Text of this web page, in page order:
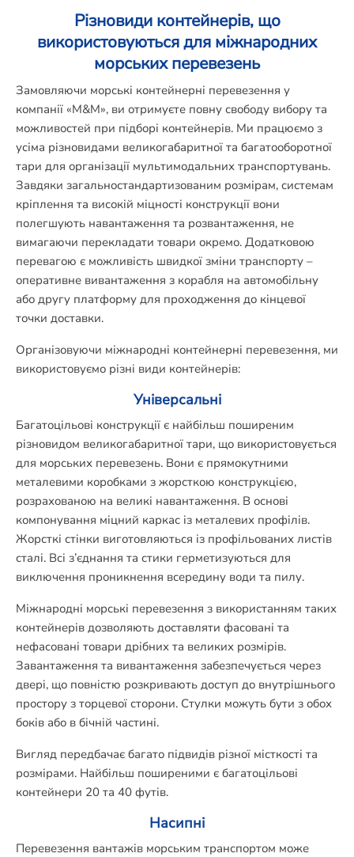
Різновиди контейнерів, що
використовуються для міжнародних
морських перевезень
Замовляючи морські контейнерні перевезення у
компанії «М&М», ви отримуєте повну свободу вибору та
можливостей при підборі контейнерів. Ми працюємо з
усіма різновидами великогабаритної та багатооборотної
тари для організації мультимодальних транспортувань.
Завдяки загальностандартизованим розмірам, системам
кріплення та високій міцності конструкції вони
полегшують навантаження та розвантаження, не
вимагаючи перекладати товари окремо. Додатковою
перевагою є можливість швидкої зміни транспорту –
оперативне вивантаження з корабля на автомобільну
або другу платформу для проходження до кінцевої
точки доставки.
Організовуючи міжнародні контейнерні перевезення, ми
використовуємо різні види контейнерів:
Універсальні
Багатоцільові конструкції є найбільш поширеним
різновидом великогабаритної тари, що використовується
для морських перевезень. Вони є прямокутними
металевими коробками з жорсткою конструкцією,
розрахованою на великі навантаження. В основі
компонування міцний каркас із металевих профілів.
Жорсткі стінки виготовляються із профільованих листів
сталі. Всі з’єднання та стики герметизуються для
виключення проникнення всередину води та пилу.
Міжнародні морські перевезення з використанням таких
контейнерів дозволяють доставляти фасовані та
нефасовані товари дрібних та великих розмірів.
Завантаження та вивантаження забезпечується через
двері, що повністю розкривають доступ до внутрішнього
простору з торцевої сторони. Стулки можуть бути з обох
боків або в бічній частині.
Вигляд передбачає багато підвидів різної місткості та
розмірами. Найбільш поширеними є багатоцільові
контейнери 20 та 40 футів.
Насипні
Перевезення вантажів морським транспортом може